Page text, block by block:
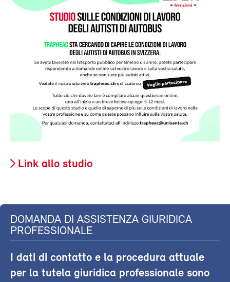
Link allo studio
DOMANDA DI ASSISTENZA GIURIDICA
PROFESSIONALE
I dati di contatto e la procedura attuale
per la tutela giuridica professionale sono